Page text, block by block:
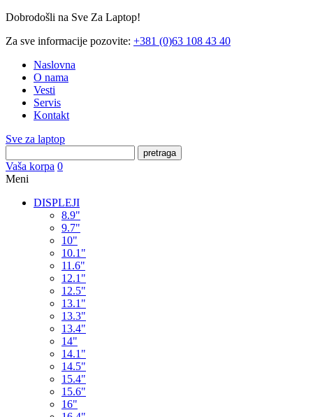
Dobrodošli na Sve Za Laptop!
Za sve informacije pozovite: +381 (0)63 108 43 40
Naslovna
O nama
Vesti
Servis
Kontakt
Sve za laptop
pretraga
Vaša korpa 0
Meni
DISPLEJI
8.9"
9.7"
10"
10.1"
11.6"
12.1"
12.5"
13.1"
13.3"
13.4"
14"
14.1"
14.5"
15.4"
15.6"
16"